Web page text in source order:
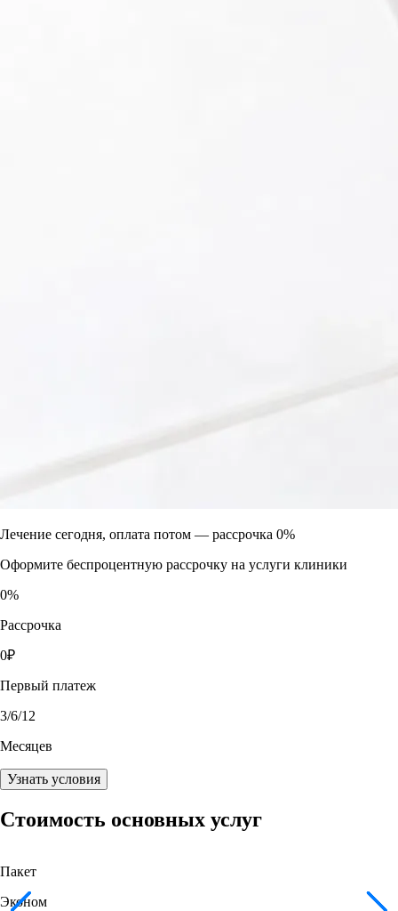
Лечение сегодня, оплата потом — рассрочка 0%
Оформите беспроцентную рассрочку на услуги клиники
0%
Рассрочка
0₽
Первый платеж
3/6/12
Месяцев
Узнать условия
Стоимость основных услуг
Пакет
Эконом